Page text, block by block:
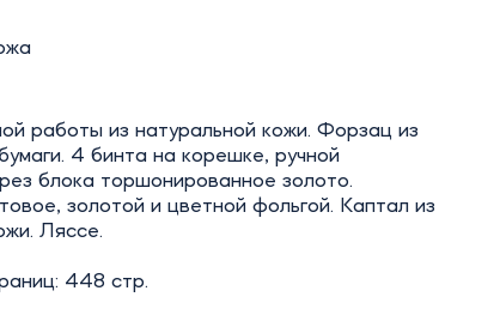
работы из натуральной кожи. Форзац из
4 бинта на корешке, ручной
блока торшонированное золото.
золотой и цветной фольгой. Каптал из
Ляссе.
448 стр.